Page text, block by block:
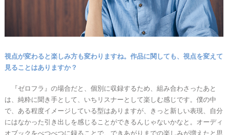
視点が変わると楽しみ方も変わりますね。作品に関しても、視点を変えて
見ることはありますか？
『ゼロフラ』の場合だと、個別に収録するため、組み合わさったあと
は、純粋に聞き手として、いちリスナーとして楽しむ感じです。僕の中
で、ある程度イメージしている型はありますが、きっと新しい表現、自分
にはなかった引き出しを感じることができるんじゃないかなと。オーディ
オブックをべつべつに録ることで、できあがりまでの楽しみが増えたと思